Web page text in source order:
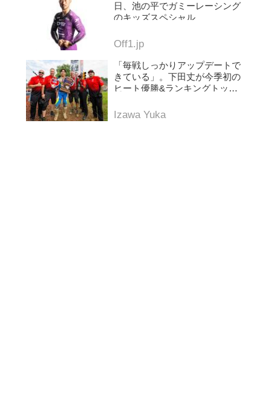
日、池の平でガミーレーシング
のキッズスペシャル
Off1.jp
「毎戦しっかりアップデートで
きている」。下田丈が今季初の
ヒート優勝&ランキングトップ
5戦レッドバッド
Izawa Yuka